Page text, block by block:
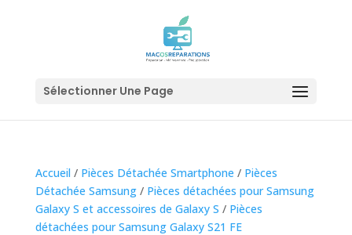
Sélectionner Une Page
Accueil / Pièces Détachée Smartphone / Pièces
Détachée Samsung/ Pièces détachées pour Samsung
Galaxy S et accessoires de Galaxy S / Pièces
détachées pour Samsung Galaxy S21 FE